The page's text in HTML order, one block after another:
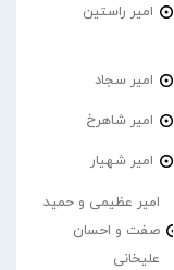
امیر راستین
امیر سجاد
امیر شاهرخ
امیر شهیار
امیر عظیمی و حمید
صفت و احسان
علیخانی